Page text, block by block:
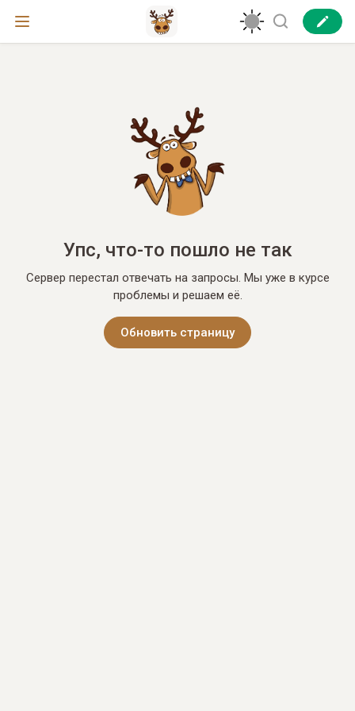
Упс, что-то пошло не так
Сервер перестал отвечать на запросы. Мы уже в курсе
проблемы и решаем её.
Обновить страницу